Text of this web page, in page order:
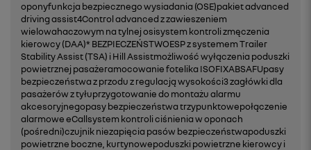
oponyfunkcja bezpiecznego wysiadania (OSE)pakiet advanced
driving assist4Control advanced z zawieszeniem
wielowahaczowym na tylnej osisystem kontroli zmęczenia
kierowcy (DAA)* BEZPIECZEŃSTWOESP z systemem Trailer
Stability Assist (TSA) i Hill Assistmożliwość wyłączenia poduszki
powietrznej pasażeramocowanie fotelika ISOFIXABSAFUpasy
bezpieczeństwa z przodu z regulacją wysokości3 zagłówki dla
pasażerów z tyłuprzygotowanie do montażu alarmu
akcesoryjnegopasy bezpieczeństwa trzypunktowepołączenie
alarmowe eCallsystem kontroli ciśnienia w oponach
(pośredni)czujnik niezapięcia pasów bezpieczeństwapoduszki
powietrzne boczne, kurtynowepoduszki powietrzne kierowcy i